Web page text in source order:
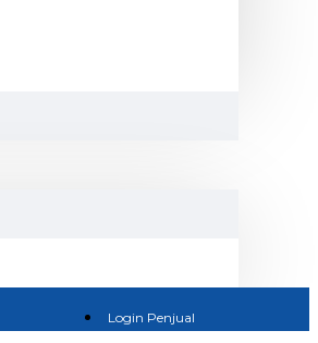
Login Penjual